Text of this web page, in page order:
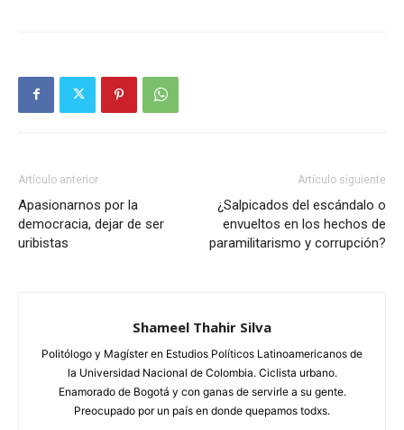
Artículo anterior
Apasionarnos por la
democracia, dejar de ser
uribistas
Artículo siguiente
¿Salpicados del escándalo o
envueltos en los hechos de
paramilitarismo y corrupción?
Shameel Thahir Silva
Politólogo y Magíster en Estudios Políticos Latinoamericanos de
la Universidad Nacional de Colombia. Ciclista urbano.
Enamorado de Bogotá y con ganas de servirle a su gente.
Preocupado por un país en donde quepamos todxs.